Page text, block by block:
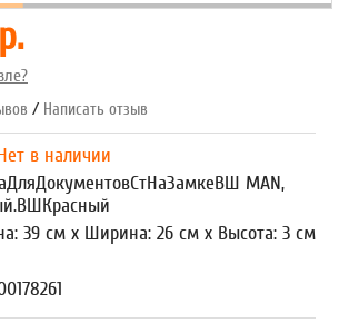
/ Написать отзыв
в наличии
MAN,
39 см x Ширина: 26 см x Высота: 3 см